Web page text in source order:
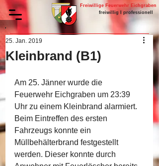
Freiwillige Feuerwehr Eichgraben
freiwillig I professionell
Kleinbrand (B1)
25. Jan. 2019
Am 25. Jänner wurde die
Feuerwehr Eichgraben um 23:39
Uhr zu einem Kleinbrand alarmiert.
Beim Eintreffen des ersten
Fahrzeugs konnte ein
Müllbehälterbrand festgestellt
werden. Dieser konnte durch